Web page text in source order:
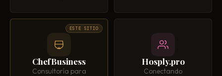
ChefBusiness
Consultoría para
ESTE SITIO
Hosply.pro
Conectando